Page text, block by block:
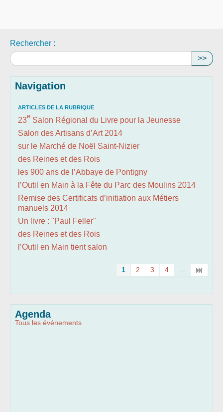
Rechercher :
>>
Navigation
ARTICLES DE LA RUBRIQUE
23
e
Salon Régional du Livre pour la Jeunesse
Salon des Artisans d’Art 2014
sur le Marché de Noël Saint-Nizier
des Reines et des Rois
les 900 ans de l’Abbaye de Pontigny
l’Outil en Main à la Fête du Parc des Moulins 2014
Remise des Certificats d’initiation aux Métiers
manuels 2014
Un livre : "Paul Feller"
des Reines et des Rois
l’Outil en Main tient salon
1 2 3 4 ...
Agenda
Tous les événements